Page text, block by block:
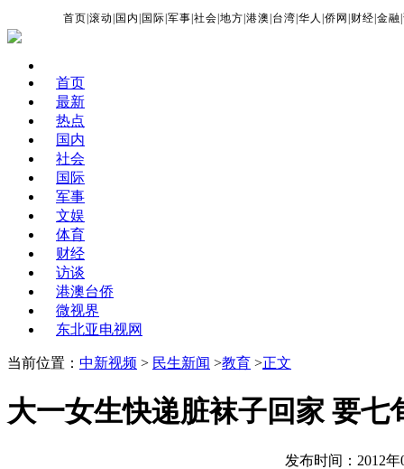
首页 |滚动 国内 国际 |军事 |社会 |地方 |港澳 台湾 |华人 |侨网 财经 |金融 |
首页
最新
热点
国内
社会
国际
军事
文娱
体育
财经
访谈
港澳台侨
微视界
东北亚电视网
当前位置： 中新视频 > 民生新闻 >教育 >正文
大一女生快递脏袜子回家 要七
发布时间：2012年